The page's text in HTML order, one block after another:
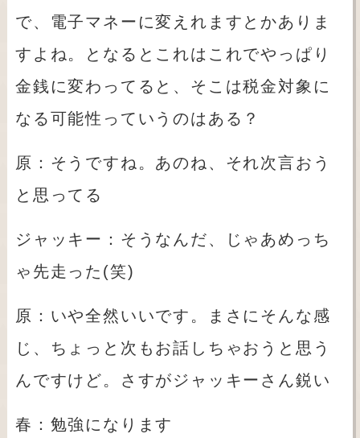
で、電子マネーに変えれますとかありま
すよね。となるとこれはこれでやっぱり
金銭に変わってると、そこは税金対象に
なる可能性っていうのはある？
原：そうですね。あのね、それ次言おう
と思ってる
ジャッキー：そうなんだ、じゃあめっち
ゃ先走った (笑)
原：いや全然いいです。まさにそんな感
じ、ちょっと次もお話しちゃおうと思う
んですけど。さすがジャッキーさん鋭い
春：勉強になります